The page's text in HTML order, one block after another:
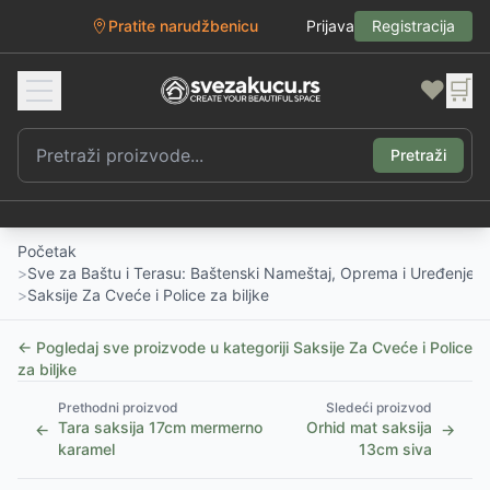
Pratite narudžbenicu Prijava Registracija
❤️ 🛒
Pretraži
Početak
>Sve za Baštu i Terasu: Baštenski Nameštaj, Oprema i Uređenje
>Saksije Za Cveće i Police za biljke
← Pogledaj sve proizvode u kategoriji Saksije Za Cveće i Police
za biljke
←
Prethodni proizvod
Tara saksija 17cm mermerno
karamel
Sledeći proizvod
Orhid mat saksija
13cm siva
→